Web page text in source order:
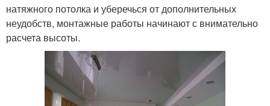
натяжного потолка и уберечься от дополнительных
неудобств, монтажные работы начинают с внимательно
расчета высоты.